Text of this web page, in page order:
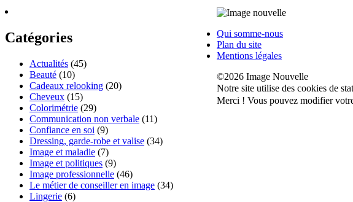
Catégories
Actualités (45)
Beauté (10)
Cadeaux relooking (20)
Cheveux (15)
Colorimétrie (29)
Communication non verbale (11)
Confiance en soi (9)
Dressing, garde-robe et valise (34)
Image et maladie (7)
Image et politiques (9)
Image professionnelle (46)
Le métier de conseiller en image (34)
Lingerie (6)
Qui somme-nous
Plan du site
Mentions légales
©2026 Image Nouvelle
Notre site utilise des cookies de
Merci ! Vous pouvez modifier